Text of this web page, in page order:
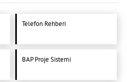
Telefon Rehberi
BAP Proje Sistemi